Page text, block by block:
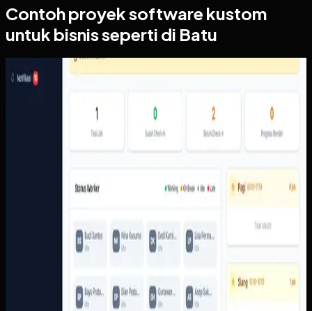
Contoh proyeksoftware kustom
untuk bisnis seperti di Batu
Software Kustom
Operasional pekerjaan lapangan perlu menghubungkan
penugasan, pekerja, jadwal, area, check-in, bukti
penyelesaian, dan laporan dalam urutan yang mudah
Yang kami bangun
Dari screenshot yang tersedia, sistem memiliki dasbor
supervisor, area admin untuk pekerja, klien, template,
recurring job, reports, dan jobs, serta alur pekerja dari